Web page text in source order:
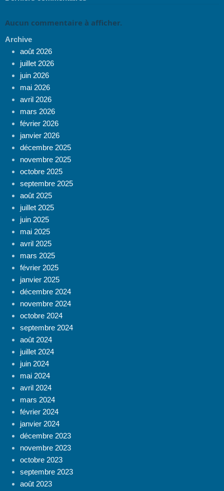
Aucun commentaire à afficher.
Archive
août 2026
juillet 2026
juin 2026
mai 2026
avril 2026
mars 2026
février 2026
janvier 2026
décembre 2025
novembre 2025
octobre 2025
septembre 2025
août 2025
juillet 2025
juin 2025
mai 2025
avril 2025
mars 2025
février 2025
janvier 2025
décembre 2024
novembre 2024
octobre 2024
septembre 2024
août 2024
juillet 2024
juin 2024
mai 2024
avril 2024
mars 2024
février 2024
janvier 2024
décembre 2023
novembre 2023
octobre 2023
septembre 2023
août 2023